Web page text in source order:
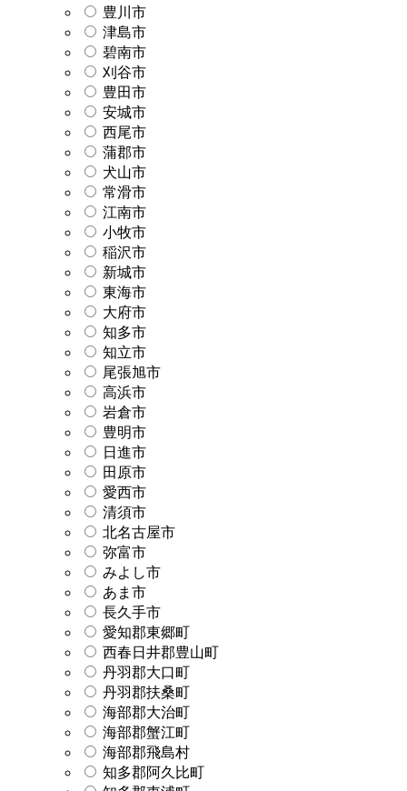
豊川市
津島市
碧南市
刈谷市
豊田市
安城市
西尾市
蒲郡市
犬山市
常滑市
江南市
小牧市
稲沢市
新城市
東海市
大府市
知多市
知立市
尾張旭市
高浜市
岩倉市
豊明市
日進市
田原市
愛西市
清須市
北名古屋市
弥富市
みよし市
あま市
長久手市
愛知郡東郷町
西春日井郡豊山町
丹羽郡大口町
丹羽郡扶桑町
海部郡大治町
海部郡蟹江町
海部郡飛島村
知多郡阿久比町